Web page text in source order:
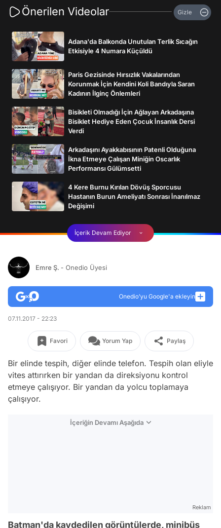
Önerilen Videolar Gizle
Adana'da Balkonda Unutulan Terlik Sıcağın
Etkisiyle 4 Numara Küçüldü
Paris Gezisinde Hırsızlık Vakalarından
Korunmak İçin Kendini Koli Bandıyla Saran
Kadının İlginç Önlemleri
Bisikleti Olmadığı İçin Ağlayan Arkadaşına
Bisiklet Hediye Eden Çocuk İnsanlık Dersi
Verdi
Arkadaşını Ayakkabısının Patenli Olduğuna
İkna Etmeye Çalışan Miniğin Oscarlık
Performansı Gülümsetti
4 Kere Burnu Kırılan Dövüş Sporcusu
Hastanın Burun Ameliyatı Sonrası İnanılmaz
Değişimi
İçerik Devam Ediyor
Emre Ş. - Onedio Üyesi
Onedio’yu Google'a ekleyin
07.11.2017 - 22:23
Favori Yorum Yap Paylaş
Bir elinde tespih, diğer elinde telefon. Tespih olan eliyle
vites attırırken bir yandan da direksiyonu kontrol
etmeye çalışıyor. Bir yandan da yolcu toplamaya
çalışıyor.
İçeriğin Devamı Aşağıda
Reklam
Batman'da kaydedilen görüntülerde, minibüs